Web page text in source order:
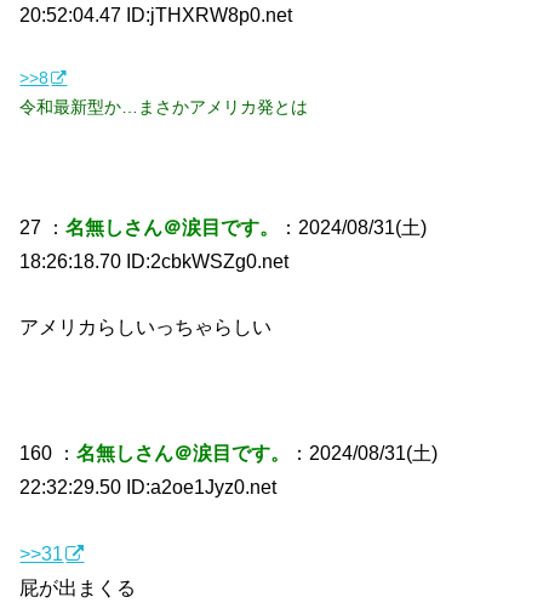
20:52:04.47 ID:jTHXRW8p0.net
>>8
令和最新型か…まさかアメリカ発とは
27 ：名無しさん＠涙目です。
：2024/08/31(土)
18:26:18.70 ID:2cbkWSZg0.net
アメリカらしいっちゃらしい
160 ：名無しさん＠涙目です。
：2024/08/31(土)
22:32:29.50 ID:a2oe1Jyz0.net
>>31
屁が出まくる